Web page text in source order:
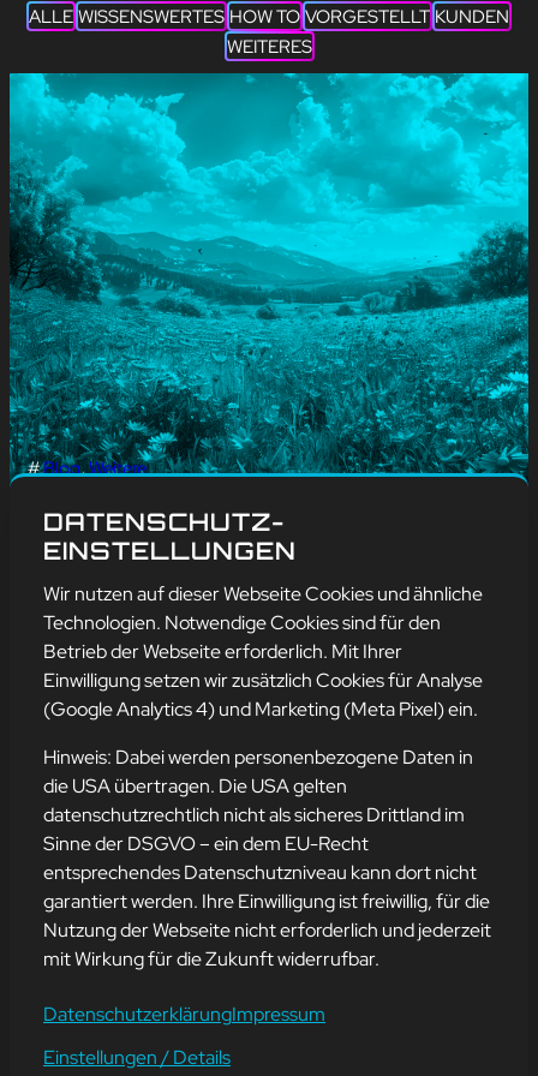
ALLE WISSENSWERTES HOW TO VORGESTELLT KUNDEN
WEITERES
#Blog, Weitere
TAG
mehr erfahren
Adresse
mission-webstyle oHG
Bürgermeister-Regitz-Straße 40
66539 Neunkirchen
E-Mail:kontakt@mission-webstyle.de
Navigation
Webseitenerstellung
Webseite mieten
Webseiten Betreuung
Über Uns
Kontakt
Leistungen
DATENSCHUTZ-
EINSTELLUNGEN
Wir nutzen auf dieser Webseite Cookies und ähnliche
Technologien. Notwendige Cookies sind für den
Betrieb der Webseite erforderlich. Mit Ihrer
Einwilligung setzen wir zusätzlich Cookies für Analyse
(Google Analytics 4) und Marketing (Meta Pixel) ein.
Hinweis: Dabei werden personenbezogene Daten in
die USA übertragen. Die USA gelten
datenschutzrechtlich nicht als sicheres Drittland im
Sinne der DSGVO – ein dem EU-Recht
entsprechendes Datenschutzniveau kann dort nicht
garantiert werden. Ihre Einwilligung ist freiwillig, für die
Nutzung der Webseite nicht erforderlich und jederzeit
mit Wirkung für die Zukunft widerrufbar.
DatenschutzerklärungImpressum
Einstellungen / Details